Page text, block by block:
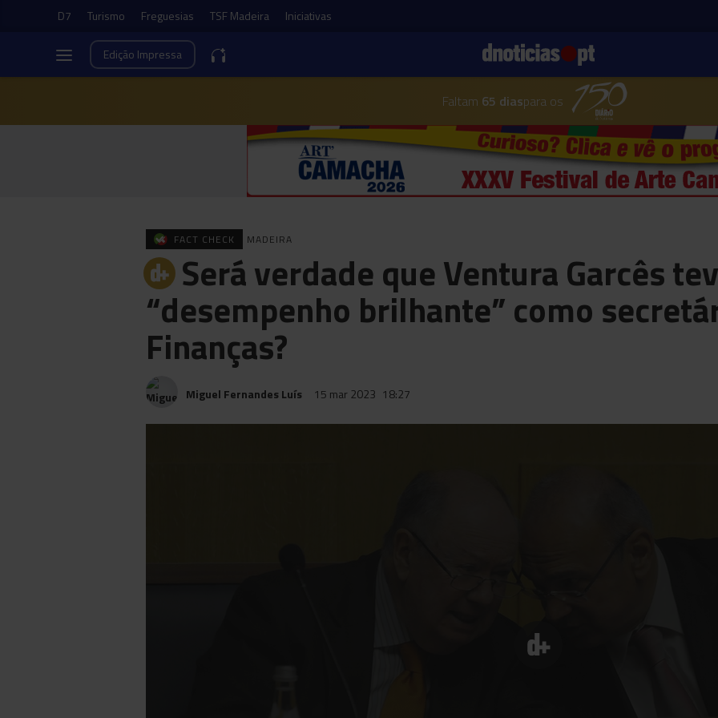
D7 Turismo Freguesias TSF Madeira Iniciativas
Edição Impressa
Faltam 65 diaspara os
FACT CHECK MADEIRA
Será verdade que Ventura Garcês
“desempenho brilhante” como
Finanças?
Miguel Fernandes Luís 15 mar 2023 18:27